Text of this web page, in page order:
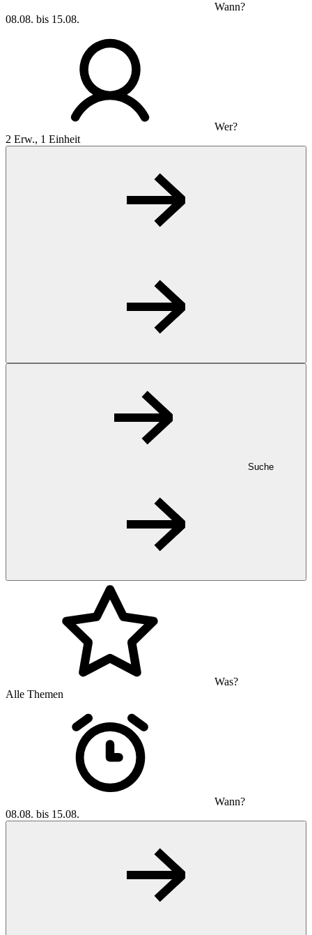
Wann?
08.08. bis 15.08.
Wer?
2 Erw., 1 Einheit
Suche
Was?
Alle Themen
Wann?
08.08. bis 15.08.